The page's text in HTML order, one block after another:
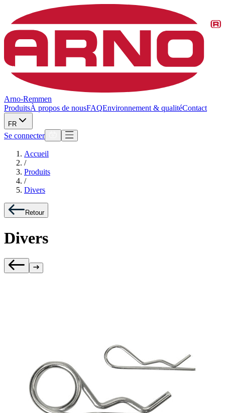
Arno-Remmen
ProduitsÀ propos de nousFAQEnvironnement & qualitéContact
FR
Se connecter
Accueil
/
Produits
/
Divers
Retour
Divers